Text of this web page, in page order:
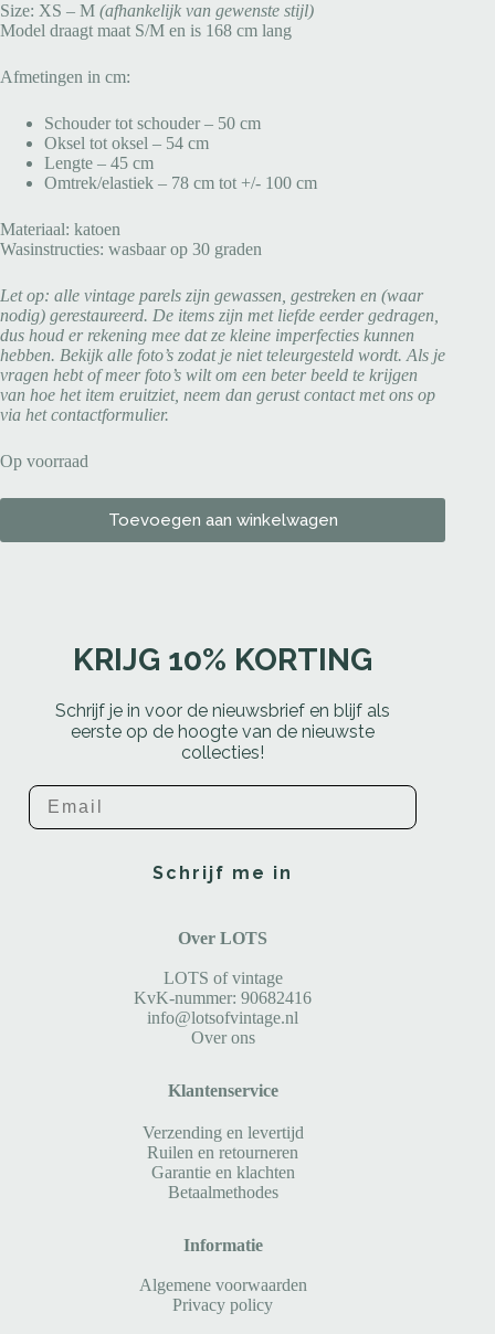
Size: XS – M (afhankelijk van gewenste stijl)
Model draagt maat S/M en is 168 cm lang
Afmetingen in cm:
Schouder tot schouder – 50 cm
Oksel tot oksel – 54 cm
Lengte – 45 cm
Omtrek/elastiek – 78 cm tot +/- 100 cm
Materiaal: katoen
Wasinstructies: wasbaar op 30 graden
Let op: alle vintage parels zijn gewassen, gestreken en (waar
nodig) gerestaureerd. De items zijn met liefde eerder gedragen,
dus houd er rekening mee dat ze kleine imperfecties kunnen
hebben. Bekijk alle foto’s zodat je niet teleurgesteld wordt. Als je
vragen hebt of meer foto’s wilt om een beter beeld te krijgen
van hoe het item eruitziet, neem dan gerust contact met ons op
via het contactformulier.
Op voorraad
Toevoegen aan winkelwagen
KRIJG 10% KORTING
Schrijf je in voor de nieuwsbrief en blijf als
eerste op de hoogte van de nieuwste
collecties!
Email
Schrijf me in
Over LOTS
LOTS of vintage
KvK-nummer: 90682416
info@lotsofvintage.nl
Over ons
Klantenservice
Verzending en levertijd
Ruilen en retourneren
Garantie en klachten
Betaalmethodes
Informatie
Algemene voorwaarden
Privacy policy